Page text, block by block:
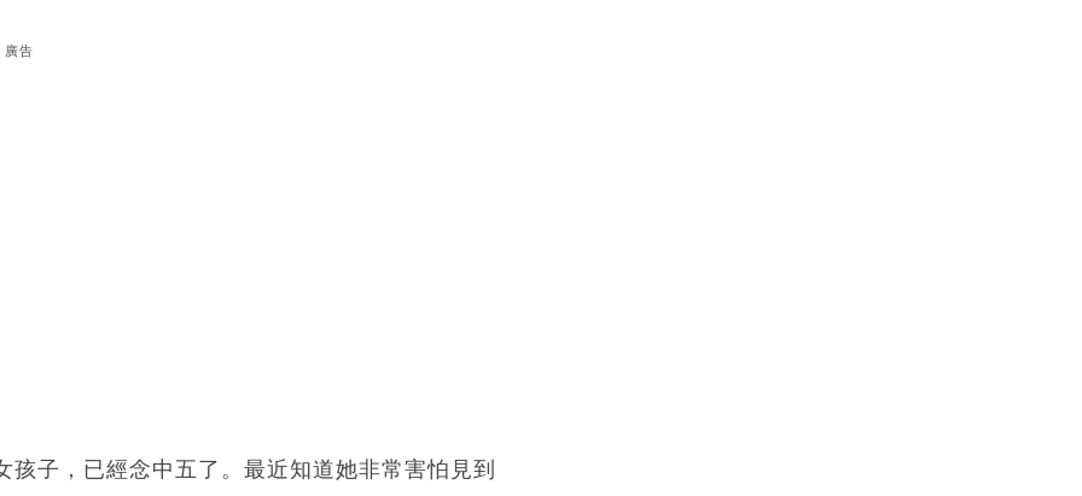
廣告
子，已經念中五了。最近知道她非常害怕見到